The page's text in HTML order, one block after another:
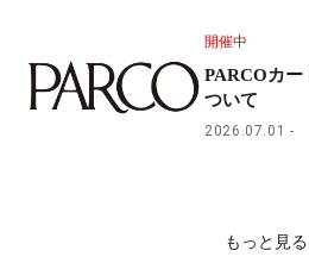
開催中
PARCOカー
ついて
2026.07.01
もっと見る